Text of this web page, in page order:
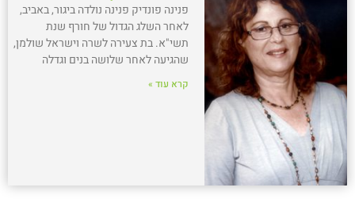
פנינה פונדיק פנינה נולדה ביגור, באביב,
לאחר השלג הגדול של חורף שנת
תשי"א. בת צעירה לשרה וישראל שולמן,
שהגיעה לאחר שלושה בנים וגדלה
קרא עוד »